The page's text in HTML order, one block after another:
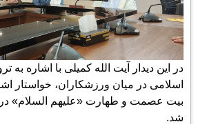
در این دیدار آیت الله کمیلی با اشاره به
اسلامی در میان ورزشکاران، خواستار
بیت عصمت و طهارت «علیهم السلام» در
شد.